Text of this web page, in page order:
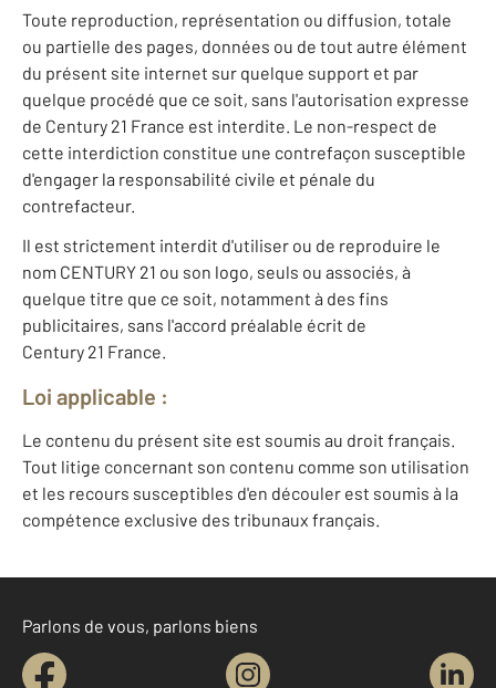
Toute reproduction, représentation ou diffusion, totale
ou partielle des pages, données ou de tout autre élément
du présent site internet sur quelque support et par
quelque procédé que ce soit, sans l'autorisation expresse
de Century 21 France est interdite. Le non-respect de
cette interdiction constitue une contrefaçon susceptible
d'engager la responsabilité civile et pénale du
contrefacteur.
Il est strictement interdit d'utiliser ou de reproduire le
nom CENTURY 21 ou son logo, seuls ou associés, à
quelque titre que ce soit, notamment à des fins
publicitaires, sans l'accord préalable écrit de
Century 21 France.
Loi applicable :
Le contenu du présent site est soumis au droit français.
Tout litige concernant son contenu comme son utilisation
et les recours susceptibles d'en découler est soumis à la
compétence exclusive des tribunaux français.
Parlons de vous, parlons biens